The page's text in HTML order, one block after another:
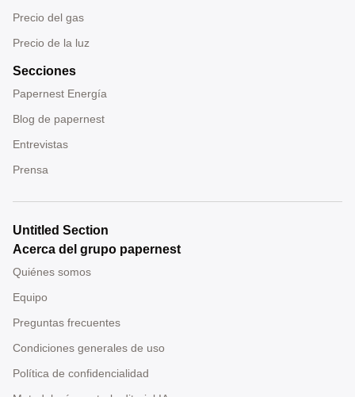
Precio del gas
Precio de la luz
Secciones
Papernest Energía
Blog de papernest
Entrevistas
Prensa
Untitled Section
Acerca del grupo papernest
Quiénes somos
Equipo
Preguntas frecuentes
Condiciones generales de uso
Política de confidencialidad